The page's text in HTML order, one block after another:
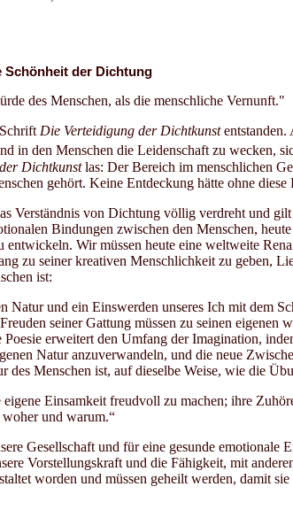
Schönheit der Dichtung
des Menschen, als die menschliche Vernunft."
Die Verteidigung der Dichtkunstentstanden.
in den Menschen die Leidenschaft zu wecken,
Dichtkunstlas: Der Bereich im menschlichen
gehört. Keine Entdeckung hätte ohne diese
Verständnis von Dichtung völlig verdreht und
Bindungen zwischen den Menschen,
Wir müssen heute eine weltweite
zu seiner kreativen Menschlichkeit zu geben,
ist:
Natur und ein Einswerden unseres Ich mit dem
seiner Gattung müssen zu seinen eigenen
erweitert den Umfang der Imagination,
Natur anzuverwandeln, und die neue
Menschen ist, auf dieselbe Weise, wie die
Einsamkeit freudvoll zu machen; ihre
und warum.“
Gesellschaft und für eine gesunde
Vorstellungskraft und die Fähigkeit, mit
worden und müssen geheilt werden, damit